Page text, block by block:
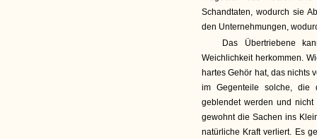
Schandtaten, wodurch sie
den Unternehmungen,
Das Übertriebene
Weichlichkeit herkommen.
hartes Gehör hat, das nichts
im Gegenteile solche, die
geblendet werden und
gewohnt die Sachen ins
natürliche Kraft verliert. Es